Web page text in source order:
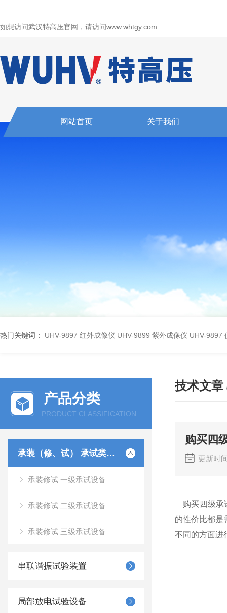
如想访问武汉特高压官网，请访问www.whtgy.com
网站首页 关于我们
热门关键词： UHV-9897 红外成像仪 UHV-9899 紫外成像仪 UHV-9897
产品分类
PRODUCT CLASSIFICATION
承装（修、试） 承试类仪器
承装修试 一级承试设备
承装修试 二级承试设备
承装修试 三级承试设备
串联谐振试验装置
局部放电试验设备
技术文章
购买四
更新时
购买四级承
的性价比都是
不同的方面进